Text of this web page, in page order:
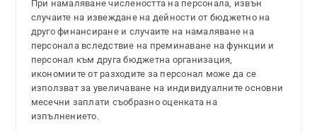
При намаляване числеността на персонала, извън
случаите на извеждане на дейности от бюджетно на
друго финансиране и случаите на намаляване на
персонала вследствие на преминаване на функции и
персонал към друга бюджетна организация,
икономиите от разходите за персонал може да се
използват за увеличаване на индивидуалните основни
месечни заплати съобразно оценката на
изпълнението.